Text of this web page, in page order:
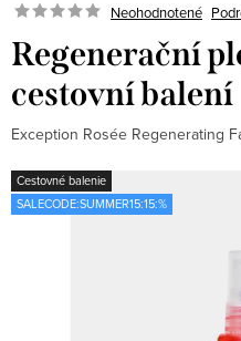
Neohodnotené
Regenerační
cestovní balení
Exception Rosée Regenerating
Cestovné balenie
SALECODE:SUMMER15:15:%